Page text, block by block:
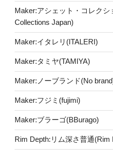
Maker:アシェット・コレク
Collections Japan)
Maker:イタレリ(ITALERI)
Maker:タミヤ(TAMIYA)
Maker:ノーブランド(No
Maker:フジミ(fujimi)
Maker:ブラーゴ(BBurago)
Rim Depth:リム深さ普通(Rim